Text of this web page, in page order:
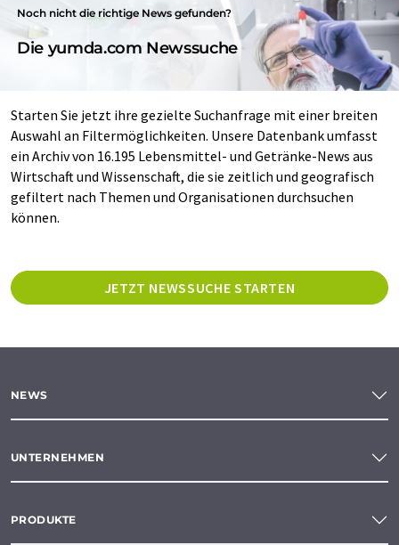
Noch nicht die richtige News gefunden?
Die yumda.com Newssuche
Starten Sie jetzt ihre gezielte Suchanfrage mit einer breiten
Auswahl an Filtermöglichkeiten. Unsere Datenbank umfasst
ein Archiv von 16.195 Lebensmittel- und Getränke-News aus
Wirtschaft und Wissenschaft, die sie zeitlich und geografisch
gefiltert nach Themen und Organisationen durchsuchen
können.
JETZT NEWSSUCHE STARTEN
NEWS
UNTERNEHMEN
PRODUKTE